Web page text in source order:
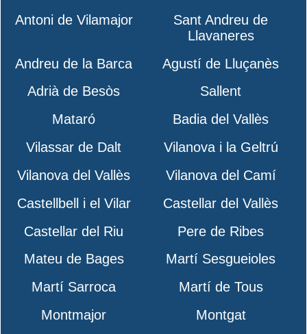
Antoni de Vilamajor
Sant Andreu de
Llavaneres
Andreu de la Barca
Agustí de Lluçanès
Adrià de Besòs
Sallent
Mataró
Badia del Vallès
Vilassar de Dalt
Vilanova i la Geltrú
Vilanova del Vallès
Vilanova del Camí
Castellbell i el Vilar
Castellar del Vallès
Castellar del Riu
Pere de Ribes
Mateu de Bages
Martí Sesgueioles
Martí Sarroca
Martí de Tous
Montmajor
Montgat